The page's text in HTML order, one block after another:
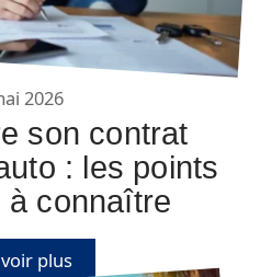
2026
son contrat
: les points
à connaître
plus